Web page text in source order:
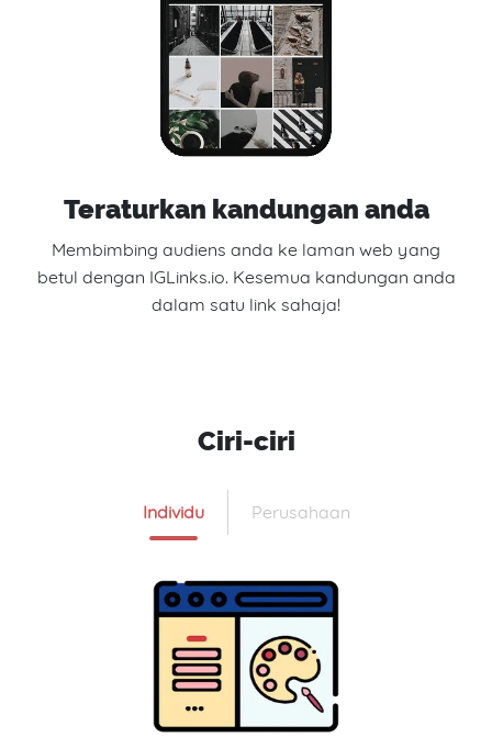
Teraturkan kandungan anda
Membimbing audiens anda ke laman web yang
betul dengan IGLinks.io. Kesemua kandungan anda
dalam satu link sahaja!
Ciri-ciri
Individu Perusahaan